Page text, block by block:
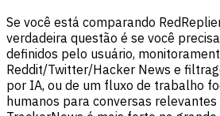
Se você está comparando
verdadeira questão é se você
definidos pelo usuário,
Reddit/Twitter/Hacker News e
por IA, ou de um fluxo de trabalho
humanos para conversas